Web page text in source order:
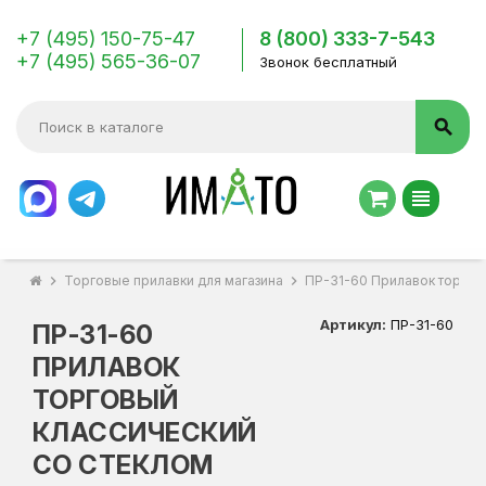
+7 (495) 150-75-47
+7 (495) 565-36-07
8 (800) 333-7-543
Звонок бесплатный
search
view_headline
chevron_right Торговые прилавки для магазина chevron_right ПР-31-60 Прилавок
ПР-31-60
ПРИЛАВОК
ТОРГОВЫЙ
КЛАССИЧЕСКИЙ
СО СТЕКЛОМ
Артикул: ПР-31-60